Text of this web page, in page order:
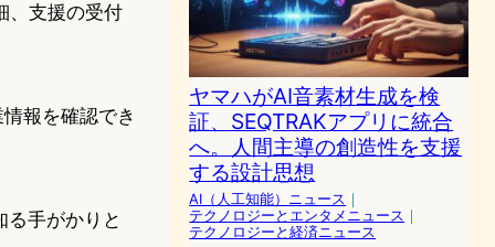
、支援の受付
報を確認でき
手がかりと
ヤマハがAI音素材生成を検
証、SEQTRAKアプリに統合
へ。人間主導の創造性を支援
する設計思想
AI（人工知能）ニュース ｜
テクノロジーとエンタメニュース ｜
テクノロジーと経済ニュース